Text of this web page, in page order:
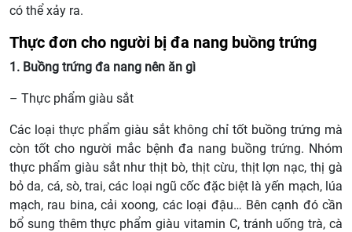
có thể xảy ra.
Thực đơn cho người bị đa nang buồng trứng
1. Buồng trứng đa nang nên ăn gì
– Thực phẩm giàu sắt
Các loại thực phẩm giàu sắt không chỉ tốt buồng trứng mà
còn tốt cho người mắc bệnh đa nang buồng trứng. Nhóm
thực phẩm giàu sắt như thịt bò, thịt cừu, thịt lợn nạc, thị gà
bỏ da, cá, sò, trai, các loại ngũ cốc đặc biệt là yến mạch, lúa
mạch, rau bina, cải xoong, các loại đậu… Bên cạnh đó cần
bổ sung thêm thực phẩm giàu vitamin C, tránh uống trà, cà